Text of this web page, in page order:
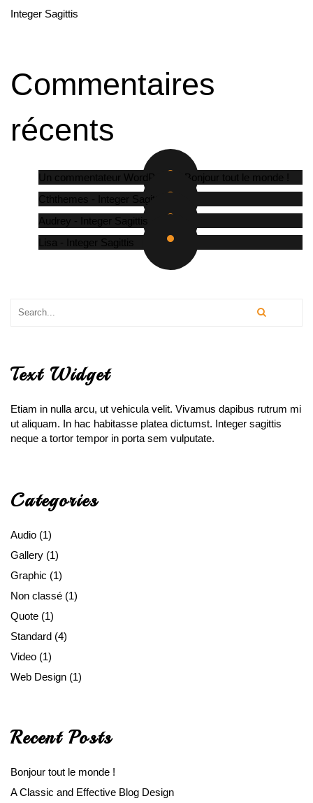
Integer Sagittis
Commentaires
récents
Un commentateur WordPress
Bonjour tout le monde !
Cththemes - Integer Sagittis
Audrey - Integer Sagittis
Lisa - Integer Sagittis
Text Widget
Etiam in nulla arcu, ut vehicula velit. Vivamus dapibus rutrum mi
ut aliquam. In hac habitasse platea dictumst. Integer sagittis
neque a tortor tempor in porta sem vulputate.
Categories
Audio (1)
Gallery (1)
Graphic (1)
Non classé (1)
Quote (1)
Standard (4)
Video (1)
Web Design (1)
Recent Posts
Bonjour tout le monde !
A Classic and Effective Blog Design